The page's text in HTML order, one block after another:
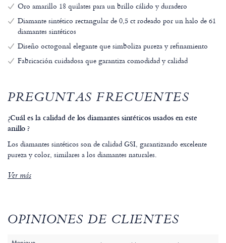
Oro amarillo 18 quilates para un brillo cálido y duradero
Diamante sintético rectangular de 0,5 ct rodeado por un halo de 61
diamantes sintéticos
Diseño octogonal elegante que simboliza pureza y refinamiento
Fabricación cuidadosa que garantiza comodidad y calidad
PREGUNTAS FRECUENTES
¿Cuál es la calidad de los diamantes sintéticos usados en este
anillo ?
Los diamantes sintéticos son de calidad GSI, garantizando excelente
pureza y color, similares a los diamantes naturales.
Ver más
OPINIONES DE CLIENTES